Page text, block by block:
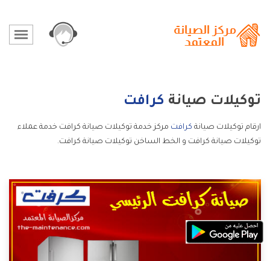
توكيلات صيانة كرافت
ارقام توكيلات صيانة كرافت مركز خدمة توكيلات صيانة كرافت خدمة عملاء
توكيلات صيانة كرافت و الخط الساخن توكيلات صيانة كرافت.